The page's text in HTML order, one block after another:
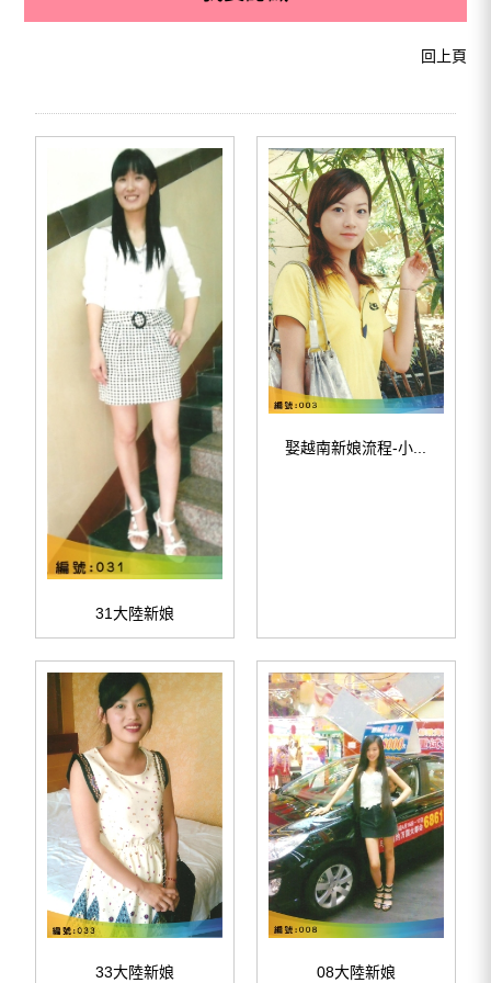
回上頁
31大陸新娘
娶越南新娘流程-小...
33大陸新娘 08大陸新娘